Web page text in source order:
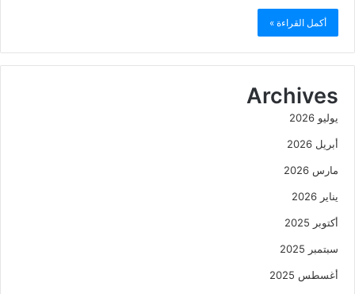
أكمل القراءة »
Archives
يوليو 2026
أبريل 2026
مارس 2026
يناير 2026
أكتوبر 2025
سبتمبر 2025
أغسطس 2025